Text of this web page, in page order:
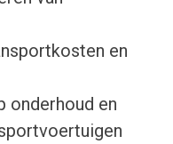
en
onderhoud en